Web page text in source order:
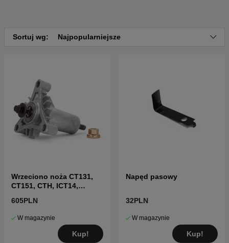
Sortuj wg: Najpopularniejsze
Wrzeciono noża CT131,
CT151, CTH, ICT14,
605PLN
W magazynie
Kup!
Napęd pasowy
32PLN
W magazynie
Kup!